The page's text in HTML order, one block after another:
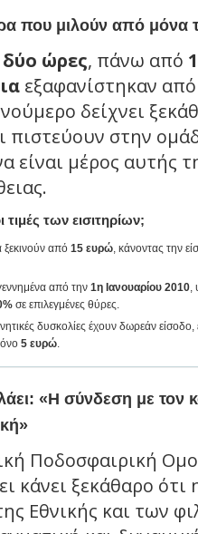
που μιλούν από μόνα
δύο ώρες, πάνω από
εξαφανίστηκαν
δείχνει
πιστεύουν στην
είναι μέρος αυτής
τιμές των εισιτηρίων;
ξεκινούν από 15 ευρώ, κάνοντας την
από την 1η Ιανουαρίου 2010,
σε επιλεγμένες θύρες.
δυσκολίες έχουν δωρεάν
5 ευρώ.
«Η σύνδεση με τον
Ποδοσφαιρική
κάνει ξεκάθαρο ότι
Εθνικής και των